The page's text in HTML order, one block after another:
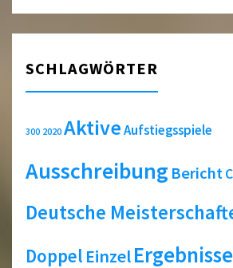
SCHLAGWÖRTER
300 2020 AktiveAufstiegsspiele
Ausschreibung Bericht
Deutsche
Doppel EinzelErgebnisse